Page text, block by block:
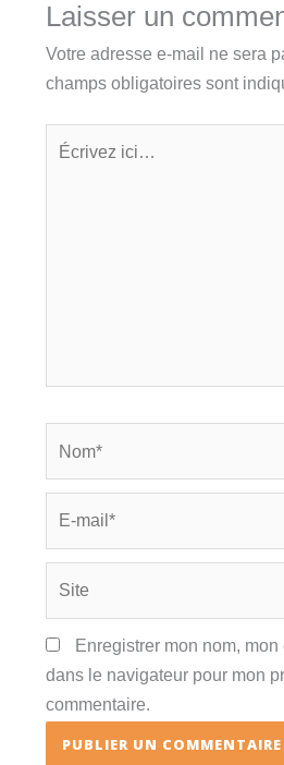
Laisser un
Votre adresse e-mail ne sera
champs obligatoires sont
Écrivez
Enregistrer mon nom,
dans le navigateur pour mon
commentaire.